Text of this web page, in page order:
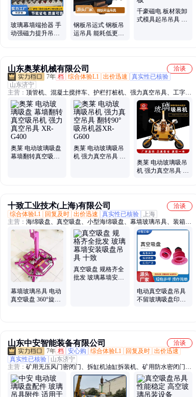
玻璃幕墙端拾器 手
动强磁力提升吊具
钢板吊运式 钢板吊
运吊具 能耗低更节
千豪磁电 板材装卸
式模具起吊吊具 适
山东奥莱机械有限公司
洽谈
7年 档 综合体验L1 出价迅速
真实性已核验
山东济宁
主营： 顶管机、混凝土搅拌车、护栏打桩机、强力真空吊具、工字钢
冷弯机、自动上料搅拌车、螺旋筋成形机、钢筋焊网机、等离子切割
机、挖机贝型斗、抓木机、混凝土输送泵、螺旋钻机、破碎锤、劈裂
机、绳锯机、随车挖、激光整平机、混凝土摊铺机、电动玻璃吸盘、
生物质燃烧机、自动排焊机、焊网机、激光切割机、制氮机、扫地车
奥莱 电动玻璃吸盘
幕墙翻转真空吸吊
奥莱 电动玻璃吸吊
机 强力真空吊具 翻
奥莱 电动玻璃吸吊
机 强力真空吊具 多
十致工业技术(上海)有限公司
洽谈
综合体验L1
回复及时 出价迅速 真实性已核验
上海
主营： 海绵吸盘、真空吸盘、小型海绵吸盘、幕墙玻璃吊具、装箱吸
盘、快递分拣吸盘、大面积海绵吸盘、风琴式吸盘、拆垛吸盘
幕墙玻璃吊具 电动
真空吸盘 360°旋转
真空吸盘 规格齐全
批发 玻璃幕墙安装
电动真空吸盘吊具
不留玻璃吸盘印玻
山东中安智能装备有限公司
洽谈
7年 档 安心购 综合体验L1 回复及时 出价迅速
真实性已核验
山东济宁
主营： 矿用无压风门密闭门、拆缸机油缸拆装机、矿用防水密闭门避
难硐室门、玻璃吊具附件、全百叶窗无压风门、气相色谱仪、雾炮
机、全自动顶空进样器、镀锌电缆挂钩、矿用防火栅栏门、钻孔应力
计、T 型钢带W钢带、矿用卡绳器、内燃双头螺栓扳手、单体液压支